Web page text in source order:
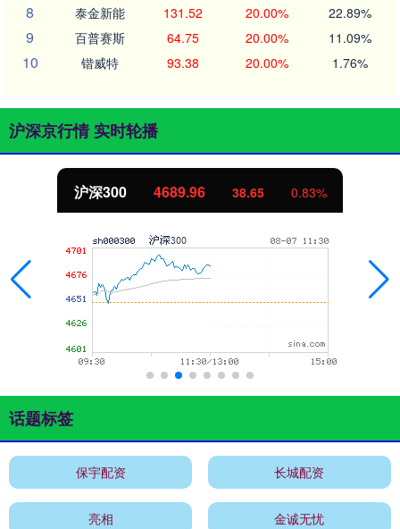
8 泰金新能 131.52 20.00% 22.89%
9 百普赛斯 64.75 20.00% 11.09%
10 锴威特 93.38 20.00% 1.76%
沪深京行情 实时轮播
沪深300 4689.96 38.65 0.83%
话题标签
保宇配资 长城配资
亮相 金诚无忧